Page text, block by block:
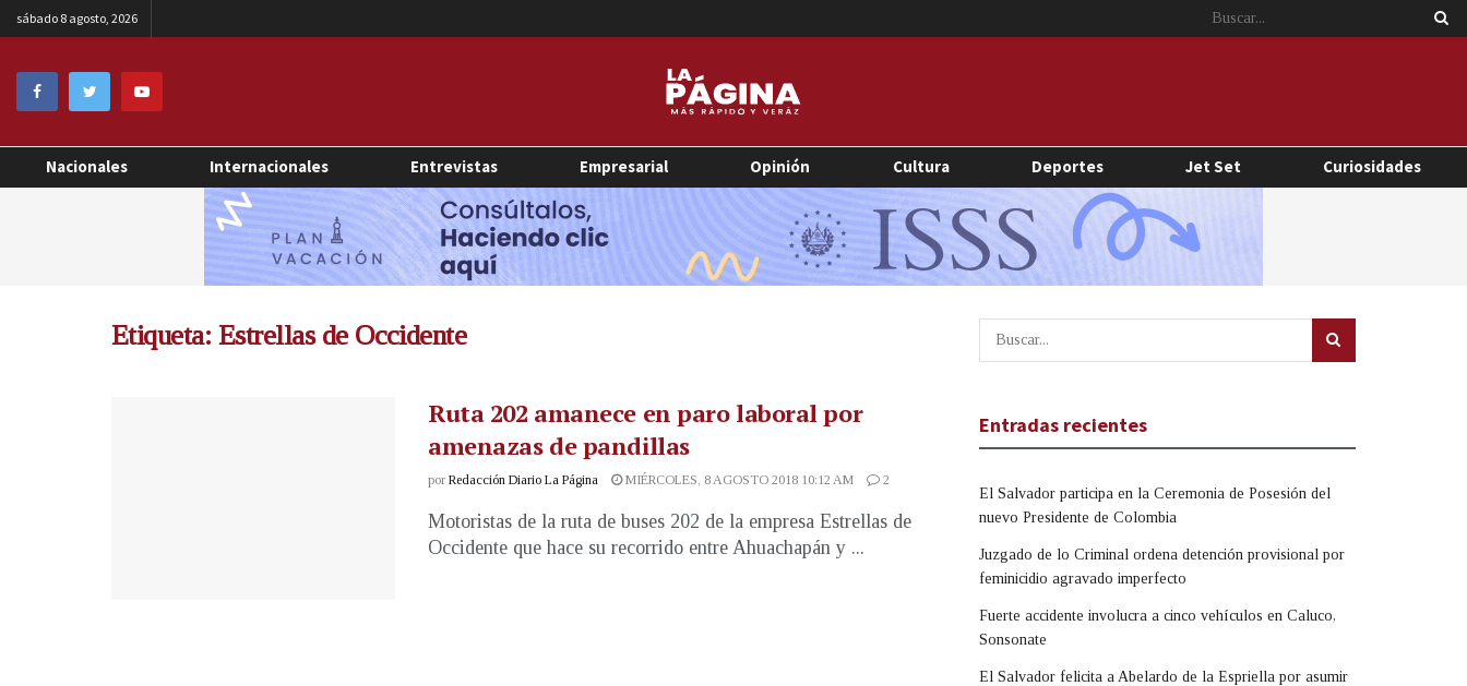
sábado 8 agosto, 2026
Nacionales Internacionales Entrevistas Empresarial Opinión Cultura Deportes Jet Set Curiosidades
Etiqueta: Estrellas de Occidente
Ruta 202 amanece en paro laboral por
amenazas de pandillas
por Redacción Diario La Página MIÉRCOLES, 8 AGOSTO 2018 10:12 AM 2
Motoristas de la ruta de buses 202 de la empresa Estrellas de
Occidente que hace su recorrido entre Ahuachapán y ...
Entradas recientes
El Salvador participa en la Ceremonia de Posesión del
nuevo Presidente de Colombia
Juzgado de lo Criminal ordena detención provisional por
feminicidio agravado imperfecto
Fuerte accidente involucra a cinco vehículos en Caluco,
Sonsonate
El Salvador felicita a Abelardo de la Espriella por asumir